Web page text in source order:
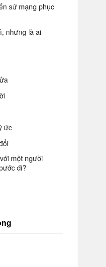
sứ mạng phục
nhưng là ai
ức
một người
đi?